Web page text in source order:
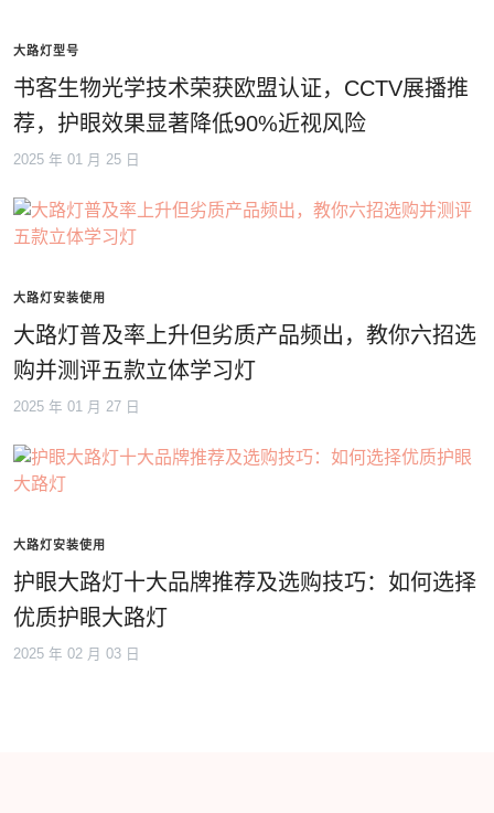
大路灯型号
书客生物光学技术荣获欧盟认证，CCTV展播推
荐，护眼效果显著降低90%近视风险
2025 年 01 月 25 日
大路灯安装使用
大路灯普及率上升但劣质产品频出，教你六招选
购并测评五款立体学习灯
2025 年 01 月 27 日
大路灯安装使用
护眼大路灯十大品牌推荐及选购技巧：如何选择
优质护眼大路灯
2025 年 02 月 03 日